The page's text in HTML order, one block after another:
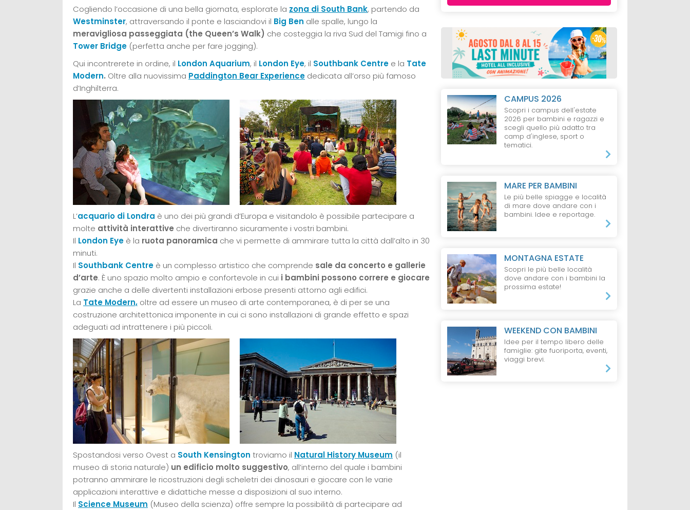
Cogliendo l’occasione di una bella giornata, esplorate la zona di South Bank, partendo da
Westminster, attraversando il ponte e lasciandovi il Big Ben alle spalle, lungo la
meravigliosa passeggiata (the Queen’s Walk) che costeggia la riva Sud del Tamigi fino a
Tower Bridge (perfetta anche per fare jogging).
Qui incontrerete in ordine, il London Aquarium, il London Eye, il Southbank Centre e la Tate
Modern. Oltre alla nuovissima Paddington Bear Experience dedicata all’orso più famoso
d’Inghilterra.
L’acquario di Londra è uno dei più grandi d’Europa e visitandolo è possibile partecipare a
molte attività interattive che divertiranno sicuramente i vostri bambini.
Il London Eye è la ruota panoramica che vi permette di ammirare tutta la città dall’alto in 30
minuti.
Il Southbank Centre è un complesso artistico che comprende sale da concerto e gallerie
d’arte. È uno spazio molto ampio e confortevole in cui i bambini possono correre e giocare
grazie anche a delle divertenti installazioni erbose presenti attorno agli edifici.
La Tate Modern, oltre ad essere un museo di arte contemporanea, è di per se una
costruzione architettonica imponente in cui ci sono installazioni di grande effetto e spazi
adeguati ad intrattenere i più piccoli.
Spostandosi verso Ovest a South Kensington troviamo il Natural History Museum (il
museo di storia naturale) un edificio molto suggestivo, all’interno del quale i bambini
potranno ammirare le ricostruzioni degli scheletri dei dinosauri e giocare con le varie
applicazioni interattive e didattiche messe a disposizioni al suo interno.
Il Science Museum (Museo della scienza) offre sempre la possibilità di partecipare ad
CAMPUS 2026
Scopri i campus dell'estate
2026 per bambini e ragazzi e
scegli quello più adatto tra
camp d'inglese, sport o
tematici.
MARE PER BAMBINI
Le più belle spiagge e località
di mare dove andare con i
bambini. Idee e reportage.
MONTAGNA ESTATE
Scopri le più belle località
dove andare con i bambini la
prossima estate!
WEEKEND CON BAMBINI
Idee per il tempo libero delle
famiglie: gite fuoriporta, eventi,
viaggi brevi.